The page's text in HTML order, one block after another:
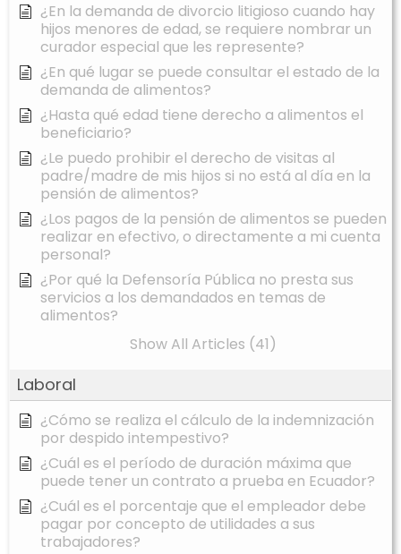
¿En la demanda de divorcio litigioso cuando hay
hijos menores de edad, se requiere nombrar un
curador especial que les represente?
¿En qué lugar se puede consultar el estado de la
demanda de alimentos?
¿Hasta qué edad tiene derecho a alimentos el
beneficiario?
¿Le puedo prohibir el derecho de visitas al
padre/madre de mis hijos si no está al día en la
pensión de alimentos?
¿Los pagos de la pensión de alimentos se pueden
realizar en efectivo, o directamente a mi cuenta
personal?
¿Por qué la Defensoría Pública no presta sus
servicios a los demandados en temas de
alimentos?
Show All Articles (41)
Laboral
¿Cómo se realiza el cálculo de la indemnización
por despido intempestivo?
¿Cuál es el período de duración máxima que
puede tener un contrato a prueba en Ecuador?
¿Cuál es el porcentaje que el empleador debe
pagar por concepto de utilidades a sus
trabajadores?